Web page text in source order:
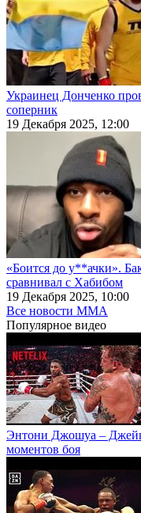
Украинец Донченко
соперник
19 Декабря 2025, 12:00
«Боится до у**ачки».
сравнивал с Хабибом
19 Декабря 2025, 10:00
Все новости MMA
Популярное видео
Энтони Джошуа –
моментов боя